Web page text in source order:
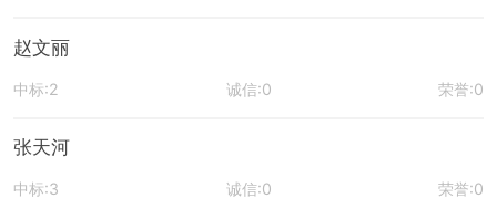
赵文丽
中标:2 诚信:0 荣誉:0
张天河
中标:3 诚信:0 荣誉:0